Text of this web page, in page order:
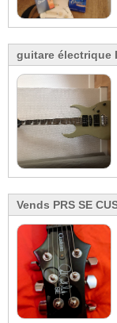
guitare électrique
Vends PRS SE